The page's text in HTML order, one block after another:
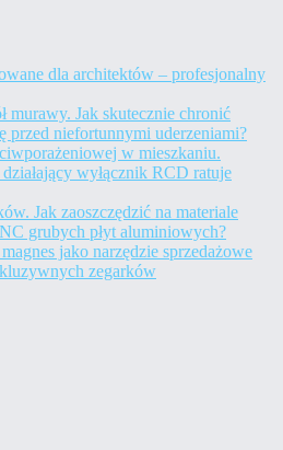
dla architektów – profesjonalny
murawy. Jak skutecznie chronić
przed niefortunnymi uderzeniami?
w mieszkaniu.
wyłącznik RCD ratuje
Jak zaoszczędzić na materiale
grubych płyt aluminiowych?
jako narzędzie sprzedażowe
zegarków